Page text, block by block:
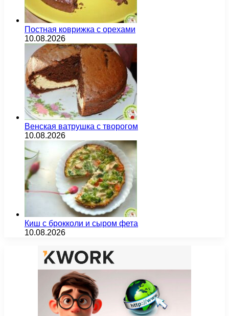
Постная коврижка с орехами
10.08.2026
Венская ватрушка с творогом
10.08.2026
Киш с брокколи и сыром фета
10.08.2026